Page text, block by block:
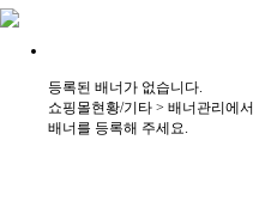
등록된 배너가 없습니다.
쇼핑몰현황/기타 > 배너관리에서
배너를 등록해 주세요.